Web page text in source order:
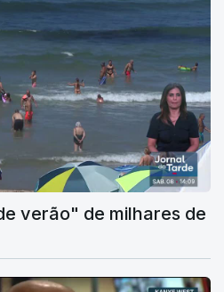
verão" de milhares de